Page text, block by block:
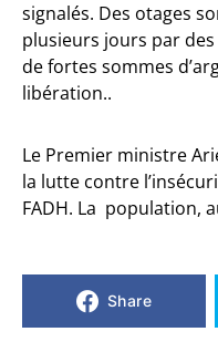
signalés. Des otages
plusieurs jours par
de fortes sommes
libération..
Le Premier ministre
la lutte contre
FADH. La population,
Share